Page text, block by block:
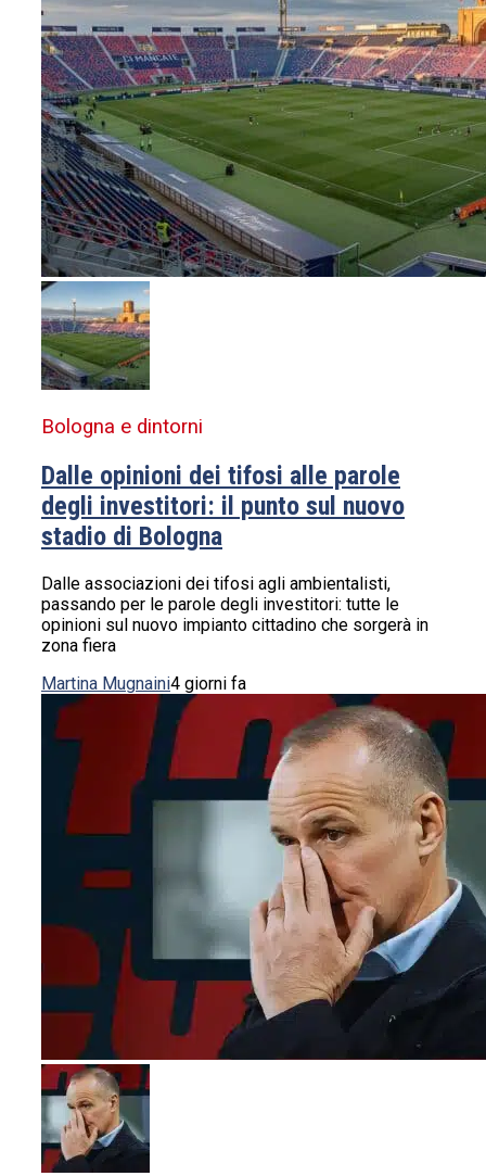
Bologna e dintorni
Dalle opinioni dei tifosi alle parole
degli investitori: il punto sul nuovo
stadio di Bologna
Dalle associazioni dei tifosi agli ambientalisti,
passando per le parole degli investitori: tutte le
opinioni sul nuovo impianto cittadino che sorgerà in
zona fiera
Martina Mugnaini4 giorni fa